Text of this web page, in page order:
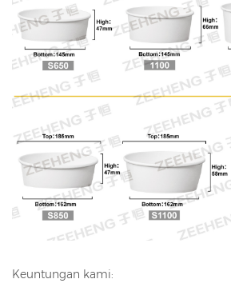
Keuntungan kami: